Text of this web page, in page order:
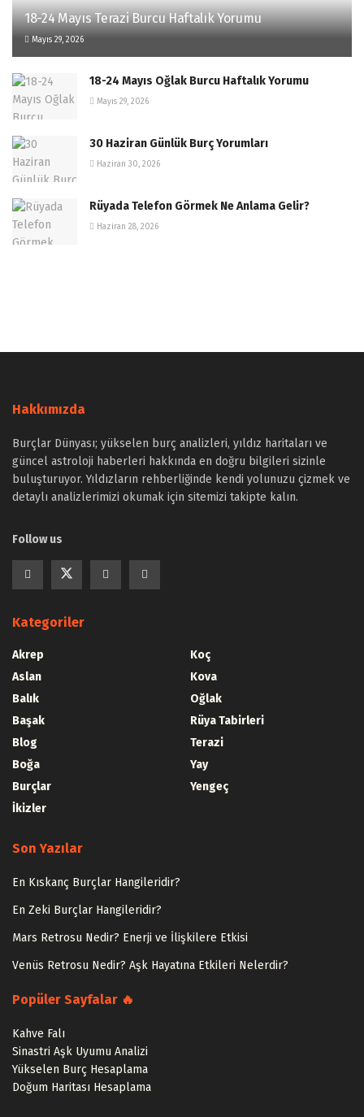
18-24 Mayıs Terazi Burcu Haftalık Yorumu
Mayıs 29, 2026
18-24 Mayıs Oğlak Burcu Haftalık Yorumu
Mayıs 29, 2026
30 Haziran Günlük Burç Yorumları
Haziran 30, 2026
Rüyada Telefon Görmek Ne Anlama Gelir?
Haziran 28, 2026
Hakkımızda
Burçlar Dünyası; yükselen burç analizleri, yıldız haritaları ve
güncel astroloji haberleri hakkında en doğru bilgileri sizinle
buluşturuyor. Yıldızların rehberliğinde kendi yolunuzu çizmek ve
detaylı analizlerimizi okumak için sitemizi takipte kalın.
Follow us
Kategoriler
Akrep
Aslan
Balık
Başak
Blog
Boğa
Burçlar
İkizler
Koç
Kova
Oğlak
Rüya Tabirleri
Terazi
Yay
Yengeç
Son Yazılar
En Kıskanç Burçlar Hangileridir?
En Zeki Burçlar Hangileridir?
Mars Retrosu Nedir? Enerji ve İlişkilere Etkisi
Venüs Retrosu Nedir? Aşk Hayatına Etkileri Nelerdir?
Popüler Sayfalar 🔥
Kahve Falı
Sinastri Aşk Uyumu Analizi
Yükselen Burç Hesaplama
Doğum Haritası Hesaplama